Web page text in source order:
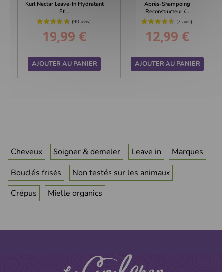
Kurl Nectar Leave-In Hydratant
Et...
Prix
19,99 €
AJOUTER AU PANIER
Après-Shampoing
Reconstructeur /...
Prix
12,99 €
AJOUTER AU PANIER
Cheveux Soigner & demeler Leave in
Marques
Bouclés frisés
Non testés sur les animaux
Crépus
Mielle organics